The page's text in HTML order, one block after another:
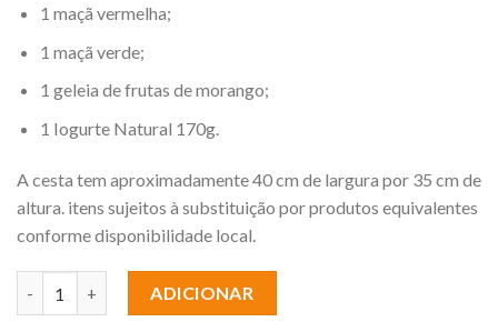
1 maçã vermelha;
1 maçã verde;
1 geleia de frutas de morango;
1 Iogurte Natural 170g.
A cesta tem aproximadamente 40 cm de largura por 35 cm de
altura. itens sujeitos à substituição por produtos equivalentes
conforme disponibilidade local.
ADICIONAR